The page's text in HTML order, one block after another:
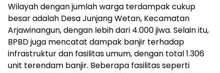
Wilayah dengan jumlah warga terdampak cukup
besar adalah Desa Junjang Wetan, Kecamatan
Arjawinangun, dengan lebih dari 4.000 jiwa. Selain itu,
BPBD juga mencatat dampak banjir terhadap
infrastruktur dan fasilitas umum, dengan total 1.306
unit terendam banjir. Beberapa fasilitas seperti